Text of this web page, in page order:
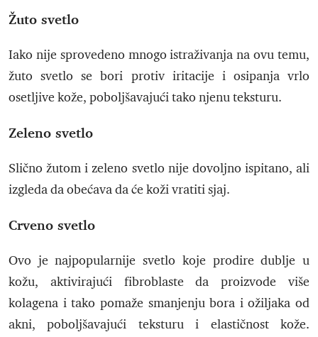
Žuto svetlo
Iako nije sprovedeno mnogo istraživanja na ovu temu,
žuto svetlo se bori protiv iritacije i osipanja vrlo
osetljive kože, poboljšavajući tako njenu teksturu.
Zeleno svetlo
Slično žutom i zeleno svetlo nije dovoljno ispitano, ali
izgleda da obećava da će koži vratiti sjaj.
Crveno svetlo
Ovo je najpopularnije svetlo koje prodire dublje u
kožu, aktivirajući fibroblaste da proizvode više
kolagena i tako pomaže smanjenju bora i ožiljaka od
akni, poboljšavajući teksturu i elastičnost kože.